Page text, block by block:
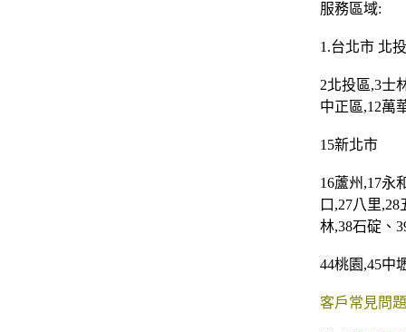
服務區域:
1.台北市 北
2北投區,3士
中正區,12萬
15新北市
16蘆州 ,17永
口 ,27八里,28
林,38石碇 、
44桃園 ,45中
客戶常見問